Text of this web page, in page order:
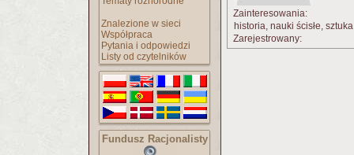
Znalezione w sieci
Współpraca
Pytania i odpowiedzi
Listy od czytelników
Fundusz Racjonalisty
Zainteresowania:
historia, nauki ścisłe,
Zarejestrowany: